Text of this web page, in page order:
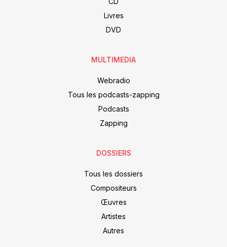
Livres
DVD
MULTIMEDIA
Webradio
Tous les podcasts-zapping
Podcasts
Zapping
DOSSIERS
Tous les dossiers
Compositeurs
Œuvres
Artistes
Autres